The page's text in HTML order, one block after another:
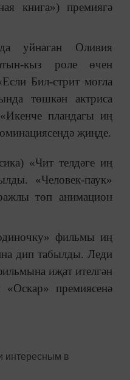
книга») премиягә
уйнаган Оливия
кыз роле өчен
Бил-стрит могла
төшкән актриса
пландагы иң
җиңде.
«Чит телдәге иң
«Человек-паук»
төп анимацион
фильмы иң
дип табылды. Леди
иҗат ителгән
премиясенә
интересным в